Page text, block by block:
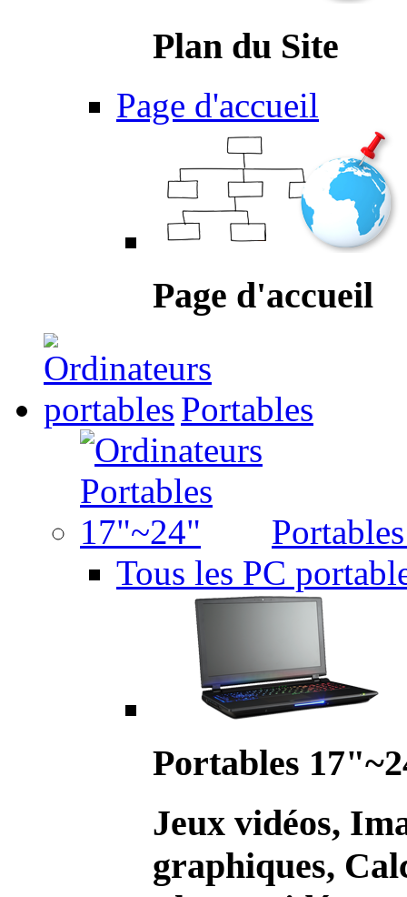
Plan du Site
Page d'accueil
Page d'accueil
Portables
Tous les PC
Portables
Jeux vidéos,
graphiques,